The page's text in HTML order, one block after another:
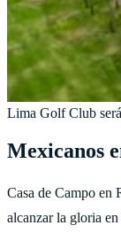
Lima Golf Club
Mexicanos
Casa de Campo en
alcanzar la gloria